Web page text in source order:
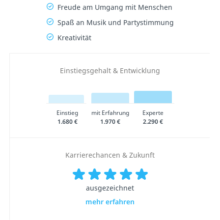
Freude am Umgang mit Menschen
Spaß an Musik und Partystimmung
Kreativität
Einstiegsgehalt & Entwicklung
Einstieg mit Erfahrung
Experte
1.680 €
1.970 € 2.290 €
Karrierechancen & Zukunft
ausgezeichnet
mehr erfahren